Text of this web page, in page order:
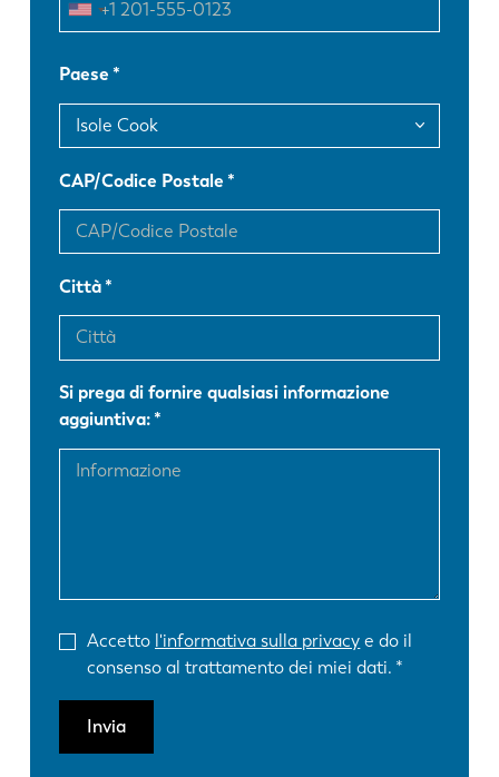
Paese
CAP/Codice Postale
Città
Si prega di fornire qualsiasi informazione
aggiuntiva:
Accetto l'informativa sulla privacy e do il
consenso al trattamento dei miei dati.
Invia
EN
ES
KO CN